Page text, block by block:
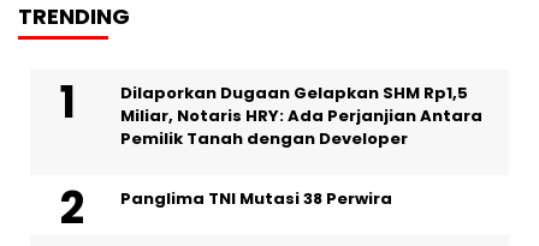
TRENDING
Dilaporkan Dugaan Gelapkan SHM Rp1,5
Miliar, Notaris HRY: Ada Perjanjian Antara
Pemilik Tanah dengan Developer
Panglima TNI Mutasi 38 Perwira